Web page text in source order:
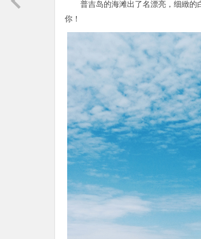
普吉岛的海滩出了名漂亮，细緻
你！